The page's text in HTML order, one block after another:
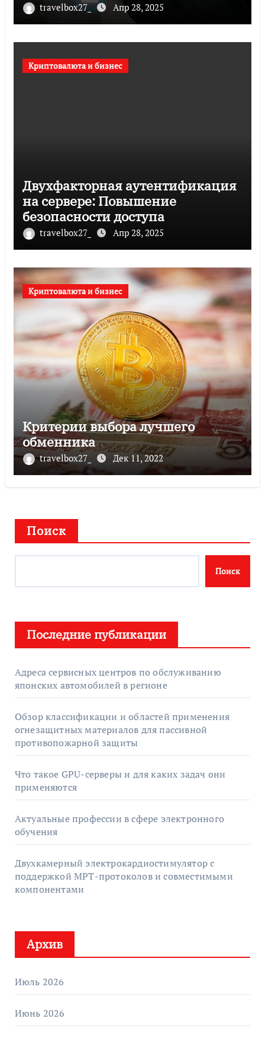
travelbox27_ Апр 28, 2025
Криптовалюта и бизнес
Двухфакторная аутентификация
на сервере: Повышение
безопасности доступа
travelbox27_ Апр 28, 2025
Криптовалюта и бизнес
Критерии выбора лучшего
обменника
travelbox27_ Дек 11, 2022
Поиск
Поиск
Последние публикации
Адреса сервисных центров по обслуживанию
японских автомобилей в регионе
Обзор классификации и областей применения
огнезащитных материалов для пассивной
противопожарной защиты
Что такое GPU-серверы и для каких задач они
применяются
Актуальные профессии в сфере электронного
обучения
Двухкамерный электрокардиостимулятор с
поддержкой МРТ-протоколов и совместимыми
компонентами
Архив
Июль 2026
Июнь 2026